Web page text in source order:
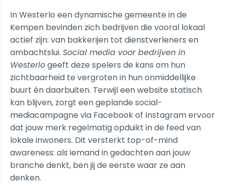
In Westerlo een dynamische gemeente in de
Kempen bevinden zich bedrijven die vooral lokaal
actief zijn: van bakkerijen tot dienstverleners en
ambachtslui. Social media voor bedrijven in
Westerlogeeft deze spelers de kans om hun
zichtbaarheid te vergroten in hun onmiddellijke
buurt én daarbuiten. Terwijl een website statisch
kan blijven, zorgt een geplande social-
mediacampagne via Facebook of Instagram ervoor
dat jouw merk regelmatig opduikt in de feed van
lokale inwoners. Dit versterkt top-of-mind
awareness: als iemand in gedachten aan jouw
branche denkt, ben jij de eerste waar ze aan
denken.